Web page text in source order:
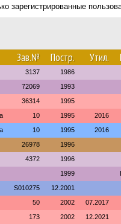
зарегистрированные
Зав.№ Постр. Утил.
3137 1986
72069 1993
36314 1995
10 1995 2016
10 1995 2016
26978 1996
4372 1996
1999
S010275 12.2001
50 2002 07.2017
173 2002 12.2021